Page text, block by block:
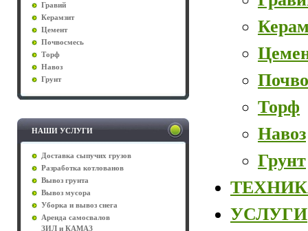
Гравий
Керамзит
Цемент
Почвосмесь
Торф
Навоз
Грунт
НАШИ УСЛУГИ
Доставка сыпучих грузов
Разработка котлованов
Вывоз грунта
Вывоз мусора
Уборка и вывоз снега
Аренда самосвалов
ЗИЛ и КАМАЗ
Торф
Навоз
Грунт
УСЛУГИ